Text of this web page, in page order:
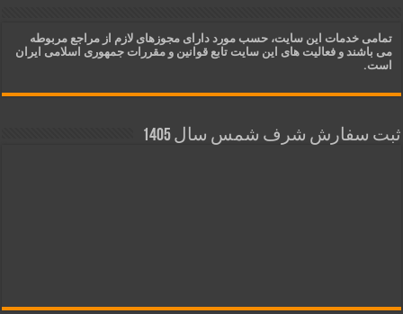
تمامی خدمات این سایت، حسب مورد دارای مجوزهای لازم از مراجع مربوطه
می باشند و فعالیت های این سایت تابع قوانین و مقررات جمهوری اسلامی ایران
است.
ثبت سفارش شرف شمس سال 1405